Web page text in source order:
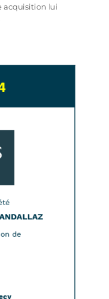
acquisition lui